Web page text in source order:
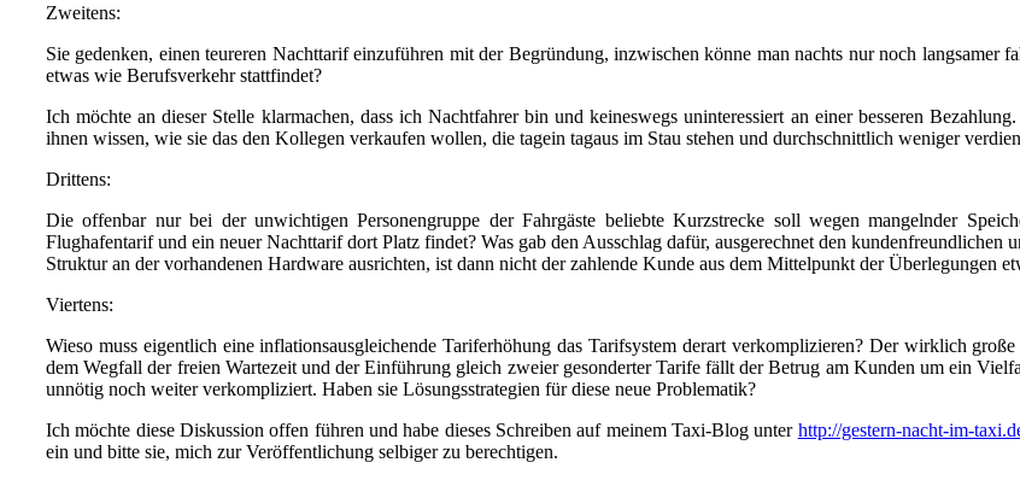
Zweitens:
Sie gedenken, einen teureren Nachttarif einzuführen mit der Begründung, inzwischen könne man nachts nur noch langsamer
etwas wie Berufsverkehr stattfindet?
Ich möchte an dieser Stelle klarmachen, dass ich Nachtfahrer bin und keineswegs uninteressiert an einer besseren
ihnen wissen, wie sie das den Kollegen verkaufen wollen, die tagein tagaus im Stau stehen und durchschnittlich weniger
Drittens:
Die offenbar nur bei der unwichtigen Personengruppe der Fahrgäste beliebte Kurzstrecke soll wegen mangelnder
Flughafentarif und ein neuer Nachttarif dort Platz findet? Was gab den Ausschlag dafür, ausgerechnet den
Struktur an der vorhandenen Hardware ausrichten, ist dann nicht der zahlende Kunde aus dem Mittelpunkt der Überlegungen
Viertens:
Wieso muss eigentlich eine inflationsausgleichende Tariferhöhung das Tarifsystem derart verkomplizieren? Der wirklich
dem Wegfall der freien Wartezeit und der Einführung gleich zweier gesonderter Tarife fällt der Betrug am Kunden um ein
unnötig noch weiter verkompliziert. Haben sie Lösungsstrategien für diese neue Problematik?
Ich möchte diese Diskussion offen führen und habe dieses Schreiben auf meinem Taxi-Blog unter http://gestern-nacht-im-
ein und bitte sie, mich zur Veröffentlichung selbiger zu berechtigen.